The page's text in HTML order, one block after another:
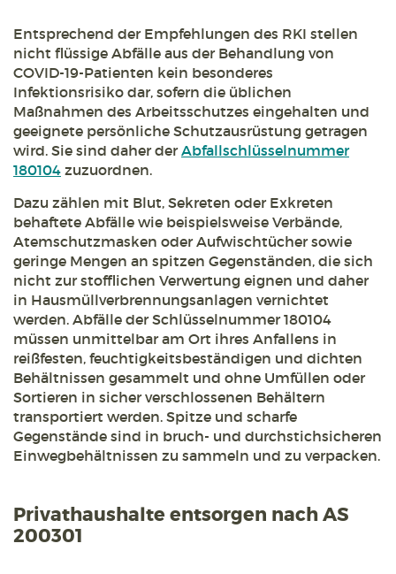
Entsprechend der Empfehlungen des RKI stellen
nicht flüssige Abfälle aus der Behandlung von
COVID-19-Patienten kein besonderes
Infektionsrisiko dar, sofern die üblichen
Maßnahmen des Arbeitsschutzes eingehalten und
geeignete persönliche Schutzausrüstung getragen
wird. Sie sind daher derAbfallschlüsselnummer
180104 zuzuordnen.
Dazu zählen mit Blut, Sekreten oder Exkreten
behaftete Abfälle wie beispielsweise Verbände,
Atemschutzmasken oder Aufwischtücher sowie
geringe Mengen an spitzen Gegenständen, die sich
nicht zur stofflichen Verwertung eignen und daher
in Hausmüllverbrennungsanlagen vernichtet
werden. Abfälle der Schlüsselnummer 180104
müssen unmittelbar am Ort ihres Anfallens in
reißfesten, feuchtigkeitsbeständigen und dichten
Behältnissen gesammelt und ohne Umfüllen oder
Sortieren in sicher verschlossenen Behältern
transportiert werden. Spitze und scharfe
Gegenstände sind in bruch- und durchstichsicheren
Einwegbehältnissen zu sammeln und zu verpacken.
Privathaushalte entsorgen nach AS
200301